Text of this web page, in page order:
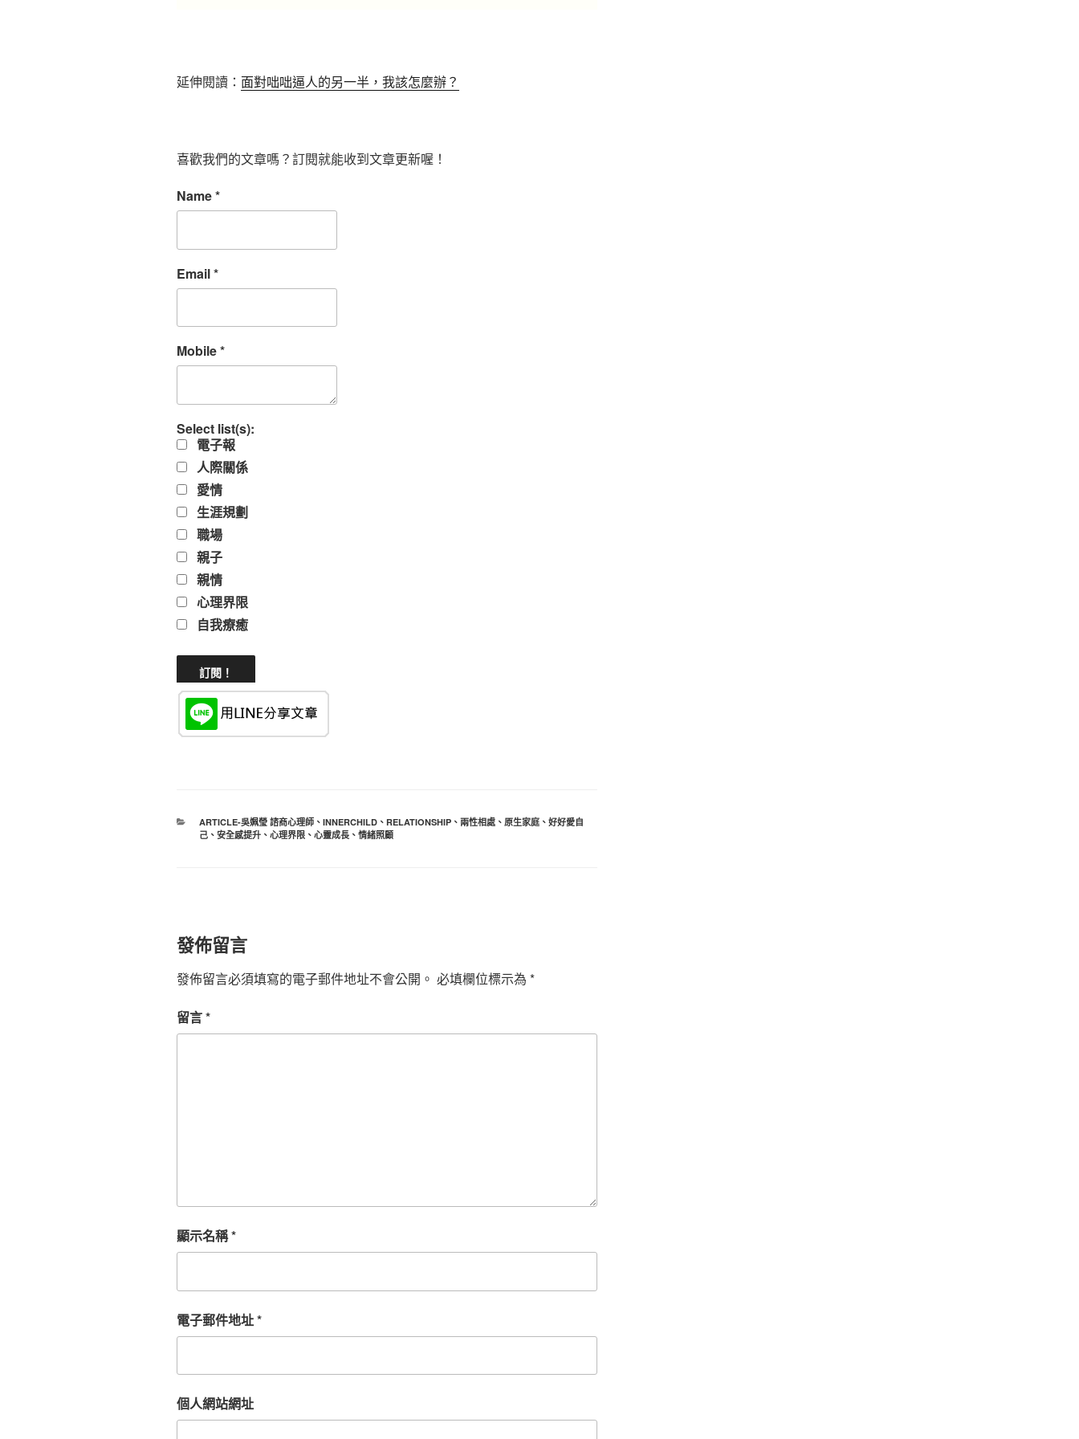
延伸閱讀： 面對咄咄逼人的另一半，我該怎麼辦？
喜歡我們的文章嗎？訂閱就能收到文章更新喔！
Name*
Email*
Mobile*
Select list(s):
電子報
人際關係
愛情
生涯規劃
職場
親子
親情
心理界限
自我療癒
分
類
ARTICLE-吳姵瑩 諮商心理師、 INNERCHILD、 RELATIONSHIP、 兩性相處、 原生家庭、 好好愛自
己、 安全感提升、 心理界限、 心靈成長、 情緒照顧
發佈留言
發佈留言必須填寫的電子郵件地址不會公開。 必填欄位標示為 *
留言*
顯示名稱*
電子郵件地址*
個人網站網址